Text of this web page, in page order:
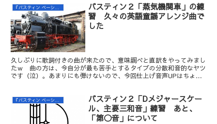
バスティン２「蒸気機関車」の練
習 久々の英語童謡アレンジ曲で
した
久しぶりに歌詞付きの曲が来たので、意味調べと直訳をやってみまし
たｗ 曲の方は、今自分が最も苦手とするタイプの分散和音的なヤツ
です（泣）。あまりにも弾けないので、今回仕上げ音声UPはちょっ
バスティン２「Dメジャースケー
ル、主要三和音」練習 あと、
「第◯音」について